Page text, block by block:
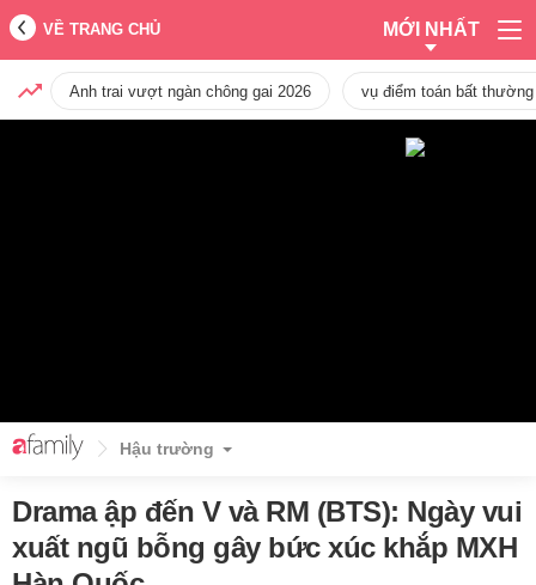
VỀ TRANG CHỦ MỚI NHẤT
Anh trai vượt ngàn chông gai 2026 vụ điểm toán bất
Hậu trường
Drama ập đến V và RM (BTS): Ngày vui
xuất ngũ bỗng gây bức xúc khắp MXH